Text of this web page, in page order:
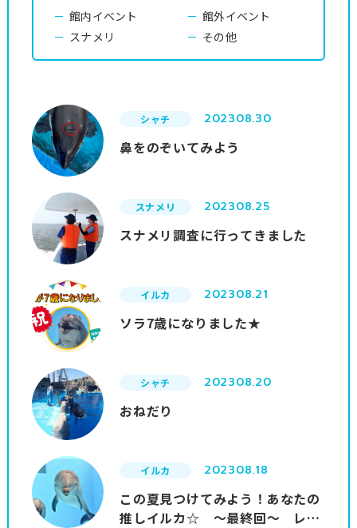
シャチ 202308.30
鼻をのぞいてみよう
スナメリ 202308.25
スナメリ調査に行ってきました
イルカ 202308.21
ソラ7歳になりました★
シャチ 202308.20
おねだり
イルカ 202308.18
この夏見つけてみよう！あなたの
推しイルカ☆ ～最終回～ レイ
館内イベント
館外イベント
スナメリ
その他